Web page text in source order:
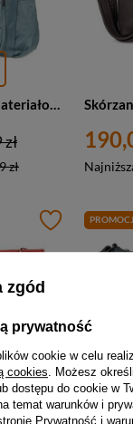
Torebka damska materiałowa na ramię szara A4 - Beltimore J30
zł
zgód
prywatność
cookie w celu
cookies . Możesz
dostępu do cookie w
temat warunków i
Prywatność i